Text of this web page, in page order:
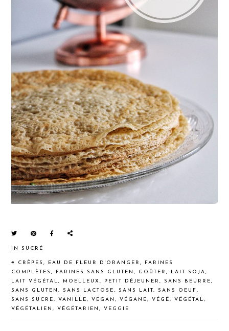
INSUCRÉ
# CRÊPES, EAU DE FLEUR D'ORANGER, FARINES
COMPLÈTES, FARINES SANS GLUTEN, GOÛTER, LAIT SOJA,
LAIT VÉGÉTAL, MOELLEUX, PETIT DÉJEUNER,SANS BEURRE,
SANS GLUTEN,SANS LACTOSE,SANS LAIT,SANS OEUF,
SANS SUCRE,VANILLE,VEGAN,VÉGANE,VÉGÉ,VÉGÉTAL,
VÉGÉTALIEN,VÉGÉTARIEN,VEGGIE